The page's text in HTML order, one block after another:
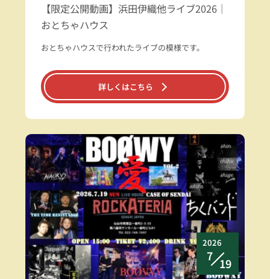
【限定公開動画】浜田伊織他ライブ2026｜
おとちゃハウス
おとちゃハウスで行われたライブの模様です。
詳しくはこちら
2026
7
19